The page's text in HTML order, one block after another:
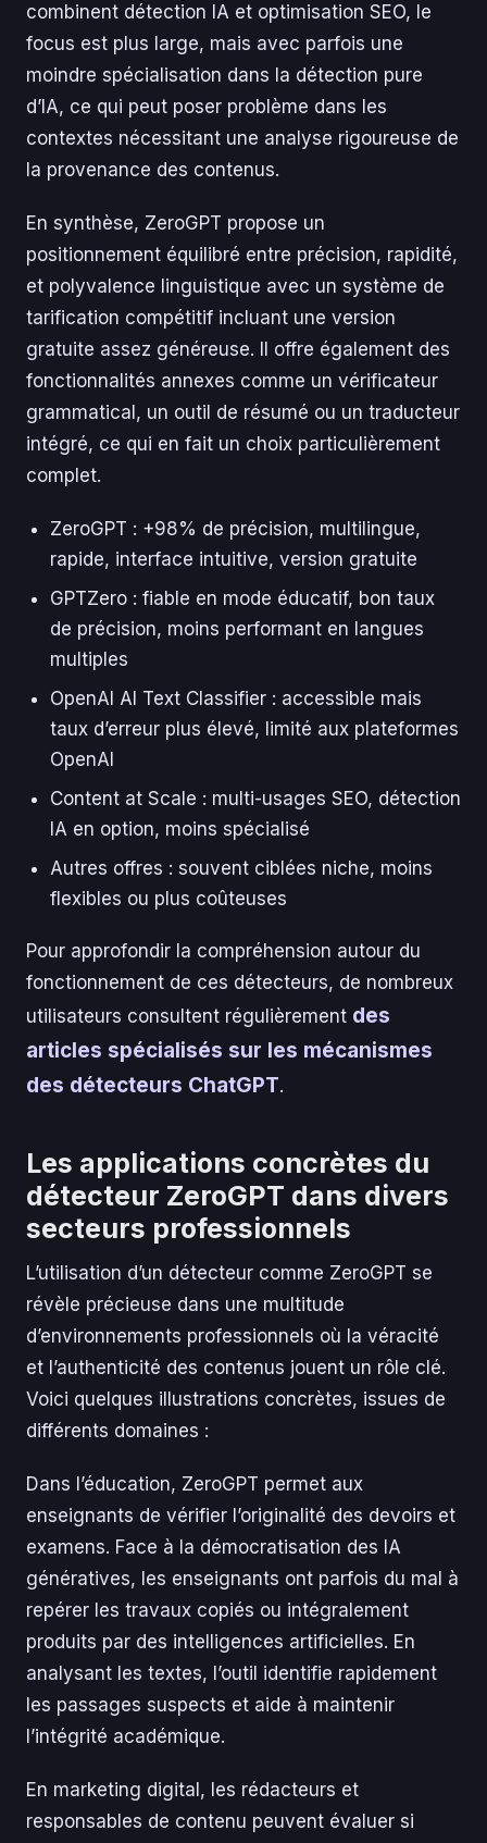
combinent détection IA et optimisation SEO, le
focus est plus large, mais avec parfois une
moindre spécialisation dans la détection pure
d’IA, ce qui peut poser problème dans les
contextes nécessitant une analyse rigoureuse de
la provenance des contenus.
En synthèse, ZeroGPT propose un
positionnement équilibré entre précision, rapidité,
et polyvalence linguistique avec un système de
tarification compétitif incluant une version
gratuite assez généreuse. Il offre également des
fonctionnalités annexes comme un vérificateur
grammatical, un outil de résumé ou un traducteur
intégré, ce qui en fait un choix particulièrement
complet.
ZeroGPT : +98% de précision, multilingue,
rapide, interface intuitive, version gratuite
GPTZero : fiable en mode éducatif, bon taux
de précision, moins performant en langues
multiples
OpenAI AI Text Classifier : accessible mais
taux d’erreur plus élevé, limité aux plateformes
OpenAI
Content at Scale : multi-usages SEO, détection
IA en option, moins spécialisé
Autres offres : souvent ciblées niche, moins
flexibles ou plus coûteuses
Pour approfondir la compréhension autour du
fonctionnement de ces détecteurs, de nombreux
utilisateurs consultent régulièrement des
articles spécialisés sur les mécanismes
des détecteurs ChatGPT.
Les applications concrètes du
détecteur ZeroGPT dans divers
secteurs professionnels
L’utilisation d’un détecteur comme ZeroGPT se
révèle précieuse dans une multitude
d’environnements professionnels où la véracité
et l’authenticité des contenus jouent un rôle clé.
Voici quelques illustrations concrètes, issues de
différents domaines :
Dans l’éducation, ZeroGPT permet aux
enseignants de vérifier l’originalité des devoirs et
examens. Face à la démocratisation des IA
génératives, les enseignants ont parfois du mal à
repérer les travaux copiés ou intégralement
produits par des intelligences artificielles. En
analysant les textes, l’outil identifie rapidement
les passages suspects et aide à maintenir
l’intégrité académique.
En marketing digital, les rédacteurs et
responsables de contenu peuvent évaluer si